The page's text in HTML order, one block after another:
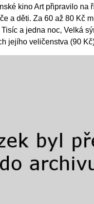
kino Art připravilo na
a děti. Za 60 až 80 Kč
a jedna noc, Velká
jejího veličenstva (90
Brno je městem
restaurace,
místem, kde si
různé kasinové
metropoli